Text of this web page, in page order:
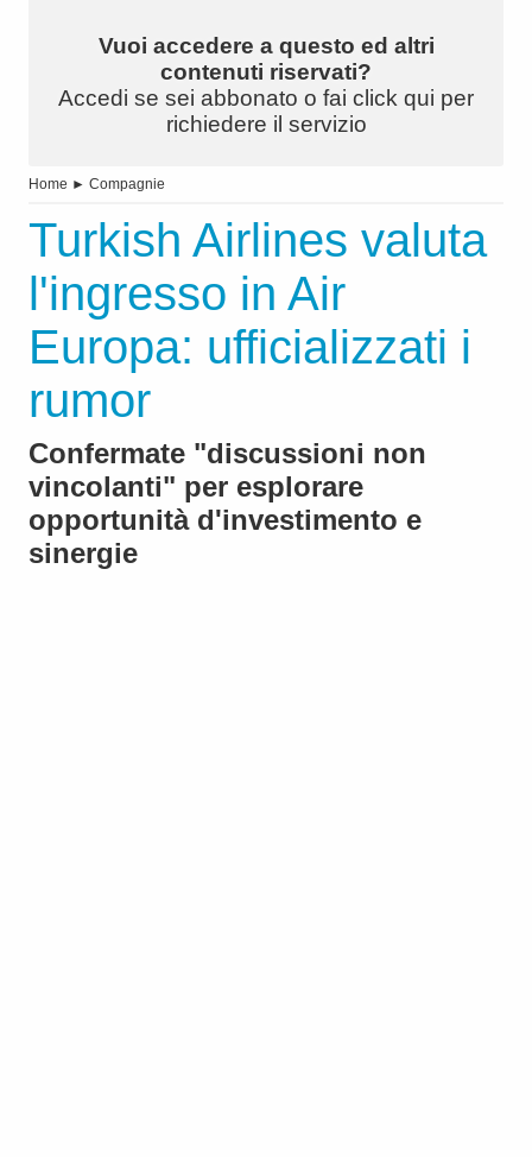
Vuoi accedere a questo ed altri
contenuti riservati?
Accedi se sei abbonato o fai click qui per
richiedere il servizio
Home ► Compagnie
Turkish Airlines valuta
l'ingresso in Air
Europa: ufficializzati i
rumor
Confermate "discussioni non
vincolanti" per esplorare
opportunità d'investimento e
sinergie